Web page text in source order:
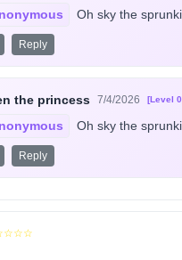
Oh sky the
Reply
the princess 7/4/2026 [Level
Oh sky the
Reply